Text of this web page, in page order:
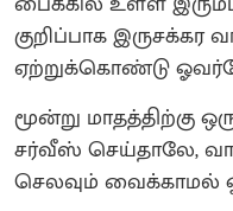
குறிப்பாக
ஏற்றுக்கொண்டு
மூன்று மாதத்திற்கு
சர்வீஸ் செய்தாலே,
செலவும் வைக்காமல்